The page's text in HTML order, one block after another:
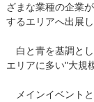
ざまな業種の企業
するエリアへ出展し
白と青を基調と
エリアに多い"大規
メインイベントと